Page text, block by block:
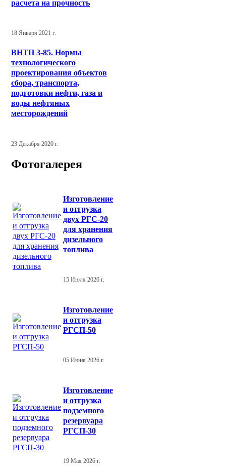
расчета на прочность
18 Января 2021 г.
ВНТП 3-85. Нормы
технологического
проектирования объектов
сбора, транспорта,
подготовки нефти, газа и
воды нефтяных
месторождений
23 Декабря 2020 г.
Фотогалерея
Изготовление
и отгрузка
двух РГС-20
для хранения
дизельного
топлива
15 Июля 2026 г.
Изготовление
и отгрузка
РГСП-50
05 Июня 2026 г.
Изготовление
и отгрузка
подземного
резервуара
РГСП-30
19 Мая 2026 г.